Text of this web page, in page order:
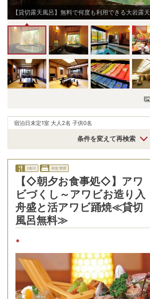
【貸切露天風呂】無料で何度も利用できる大岩露天
宿泊日未定1室 大人2名 子供0名
条件を変えて再検索
2食付 和室:禁煙
【◇朝夕お食事処◇】アワ
ビづくし～アワビお造り入
舟盛と活アワビ踊焼≪貸切
風呂無料≫
*